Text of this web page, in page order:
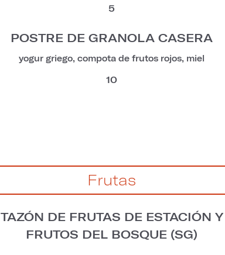
5
POSTRE DE GRANOLA CASERA
yogur griego, compota de frutos rojos, miel
10
Frutas
TAZÓN DE FRUTAS DE ESTACIÓN Y
FRUTOS DEL BOSQUE (SG)